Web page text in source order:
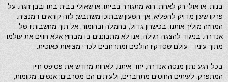
בנות, או אולי רק לאחת. הוא מתגורר בביתו, או שאולי בבית בתו ובבן זוגה. על
פרקו שעון מדויק להפליא, אך השעון שבתוכו משתבש; לזה קוראים דמנציה.
המחזה מוליך אותנו, בכישרון גדול, בחמלה ובהומור, אל תוך מחשבותיו של
אנדרה. בניגוד להצגה רגילה, אנו לא מתבוננים בו מבחוץ אלא חווים את עולמו
מתוך עיניו – עולם שסדקיו הולכים ומתרחבים לכדי מציאות כאוטית.
בכל רגע נתון מנסה אנדרה, יחד איתנו, לאחות מחדש את פסיפס חייו
המתפרק. לעיתים החוטים מתחברים, ולעיתים הם מסרבים; אנשים, מקומות,